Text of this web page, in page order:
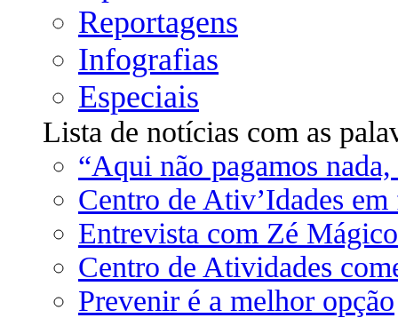
Reportagens
Infografias
Especiais
Lista de notícias com as
“Aqui não pagamos
Centro de Ativ’Idades em
Entrevista com Zé Mágico
Centro de Atividades
Prevenir é a melhor opção